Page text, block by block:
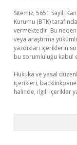
Sitemiz, 5651 Sayılı
Kurumu (BTK)
vermektedir. Bu
veya araştırma
yazdıkları içeriklerin
bu sorumluluğu kabul
Hukuka ve yasal
içerikleri,
halinde, ilgili içerikler